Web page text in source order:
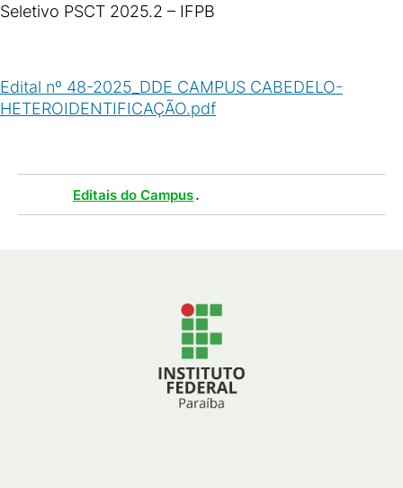
Seletivo PSCT 2025.2 – IFPB
Edital nº 48-2025_DDE CAMPUS CABEDELO-
HETEROIDENTIFICAÇÃO.pdf
Editais do Campus.